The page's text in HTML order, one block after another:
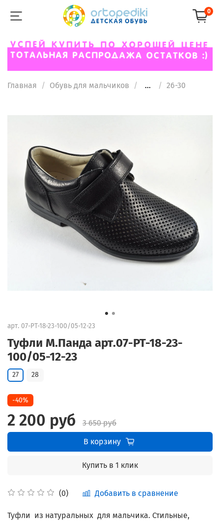
0
Главная Обувь для мальчиков ... 26-30
арт. 07-PT-18-23-100/05-12-23
Туфли М.Панда арт.07-PT-18-23-
100/05-12-23
(0) Добавить в сравнение
27 28
-40%
2 200 руб
3 650 руб
В корзину
Купить в 1 клик
Туфли из натуральных для мальчика. Стильные,